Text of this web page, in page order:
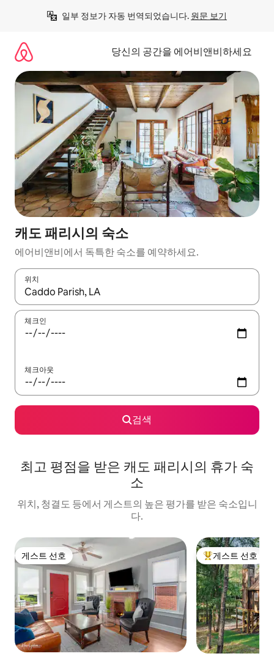
일부 정보가 자동 번역되었습니다. 원문 보기
당신의 공간을 에어비앤비하세요
캐도 패리시의 숙소
에어비앤비에서 독특한 숙소를 예약하세요.
위치
결과가 나오면 위·아래 화살표 키를 사용하거나 터치 또는 스와이
체크인
체크아웃
검색
최고 평점을 받은 캐도 패리시의 휴가 숙
소
위치, 청결도 등에서 게스트의 높은 평가를 받은 숙소입니
다.
게스트 선호
게스트 선호 상위 게스트 선호
게스트 선호